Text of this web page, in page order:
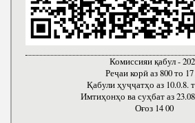
Комиссияи қабул -
Реҷаи корӣ аз 800 то 17
Қабули ҳуҷҷатҳо аз 10.0.8.
Имтиҳонҳо ва суҳбат аз
Оғоз 14 00